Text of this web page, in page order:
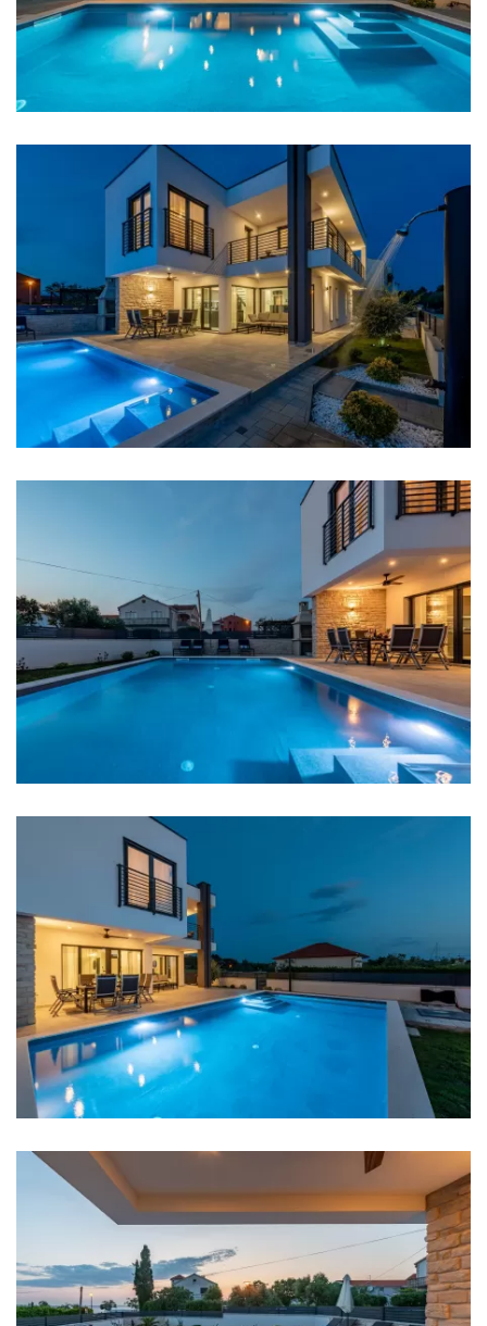
Plaža: 30 m
Restoran: 100 m
Kafić: 100 m
Centar grada: 2 km
Ljekarna: 2 km
Bolnica: 15 km
Trgovina: 300 m
Supermarket: 1 km
Autobusni kolodvor: 1 km
Trajektna luka: 20 km
Zračna luka: 20 km
Autocesta: 30 km
Soba 1: Bračni krevet: 1
Soba 2: Bračni krevet: 1
Soba 3: Bračni krevet: 1
Soba 4: Bračni krevet: 1
Klima u svakoj sobi
Krevetić za bebu
Posteljina